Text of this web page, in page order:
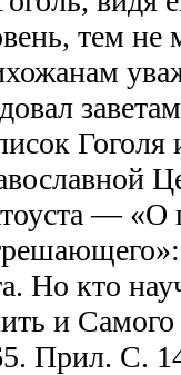
тем не
Гоголя
— «О
Но кто
и
Прил. С.